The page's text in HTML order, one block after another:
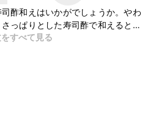
酢和えはいかがでしょうか。やわ
っぱりとした寿司酢で和えると、
すよ。簡単に作れるので、ぜひお
すべて見る